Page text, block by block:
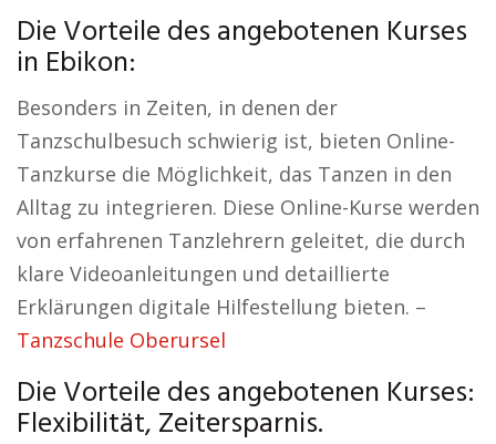
Die Vorteile des angebotenen Kurses
in Ebikon:
Besonders in Zeiten, in denen der
Tanzschulbesuch schwierig ist, bieten Online-
Tanzkurse die Möglichkeit, das Tanzen in den
Alltag zu integrieren. Diese Online-Kurse werden
von erfahrenen Tanzlehrern geleitet, die durch
klare Videoanleitungen und detaillierte
Erklärungen digitale Hilfestellung bieten. –
Tanzschule Oberursel
Die Vorteile des angebotenen Kurses:
Flexibilität, Zeitersparnis.